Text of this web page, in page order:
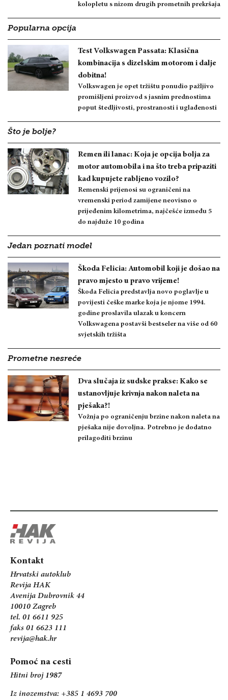
kolopletu s nizom drugih prometnih prekršaja
Popularna opcija
Test Volkswagen Passata: Klasična
kombinacija s dizelskim motorom i dalje
dobitna!
Volkswagen je opet tržištu ponudio pažljivo
promišljeni proizvod s jasnim prednostima
poput štedljivosti, prostranosti i uglađenosti
Što je bolje?
Remen ili lanac: Koja je opcija bolja za
motor automobila i na što treba pripaziti
kad kupujete rabljeno vozilo?
Remenski prijenosi su ograničeni na
vremenski period zamijene neovisno o
prijeđenim kilometrima, najčešće između 5
do najduže 10 godina
Jedan poznati model
Škoda Felicia: Automobil koji je došao na
pravo mjesto u pravo vrijeme!
Škoda Felicia predstavlja novo poglavlje u
povijesti češke marke koja je njome 1994.
godine proslavila ulazak u koncern
Volkswagena postavši bestseler na više od 60
svjetskih tržišta
Prometne nesreće
Dva slučaja iz sudske prakse: Kako se
ustanovljuje krivnja nakon naleta na
pješaka?!
Vožnja po ograničenju brzine nakon naleta na
pješaka nije dovoljna. Potrebno je dodatno
prilagoditi brzinu
Kontakt
Hrvatski autoklub
Revija HAK
Avenija Dubrovnik 44
10010 Zagreb
tel. 01 6611 925
faks 01 6623 111
revija@hak.hr
Pomoć na cesti
Hitni broj 1987
Iz inozemstva: +385 1 4693 700